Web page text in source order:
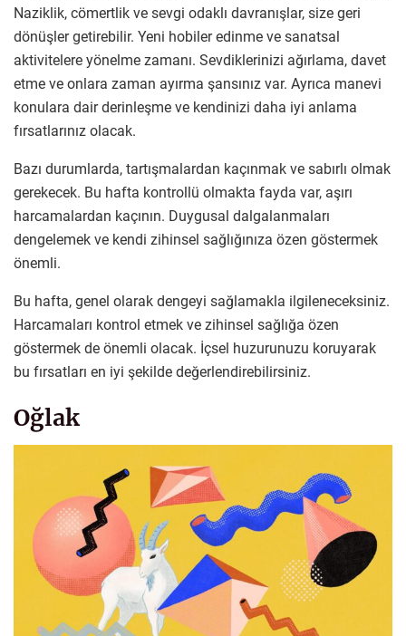
Naziklik, cömertlik ve sevgi odaklı davranışlar, size geri
dönüşler getirebilir. Yeni hobiler edinme ve sanatsal
aktivitelere yönelme zamanı. Sevdiklerinizi ağırlama, davet
etme ve onlara zaman ayırma şansınız var. Ayrıca manevi
konulara dair derinleşme ve kendinizi daha iyi anlama
fırsatlarınız olacak.
Bazı durumlarda, tartışmalardan kaçınmak ve sabırlı olmak
gerekecek. Bu hafta kontrollü olmakta fayda var, aşırı
harcamalardan kaçının. Duygusal dalgalanmaları
dengelemek ve kendi zihinsel sağlığınıza özen göstermek
önemli.
Bu hafta, genel olarak dengeyi sağlamakla ilgileneceksiniz.
Harcamaları kontrol etmek ve zihinsel sağlığa özen
göstermek de önemli olacak. İçsel huzurunuzu koruyarak
bu fırsatları en iyi şekilde değerlendirebilirsiniz.
Oğlak